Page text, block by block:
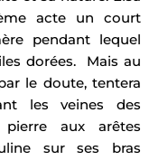
acte un court
pendant lequel
dorées. Mais au
le doute, tentera
les veines des
aux arêtes
sur ses bras